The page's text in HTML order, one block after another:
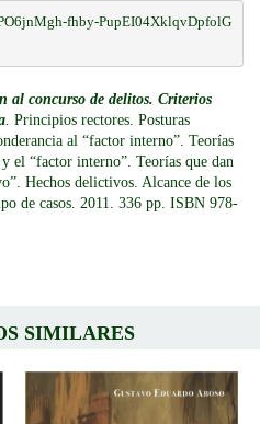
fhby-PupEI04XklqvDpfolG
al concurso de delitos. Criterios
Principios rectores. Posturas
al “factor interno”. Teorías
el “factor interno”. Teorías que dan
Hechos delictivos. Alcance de los
de casos. 2011. 336 pp. ISBN 978-
SIMILARES